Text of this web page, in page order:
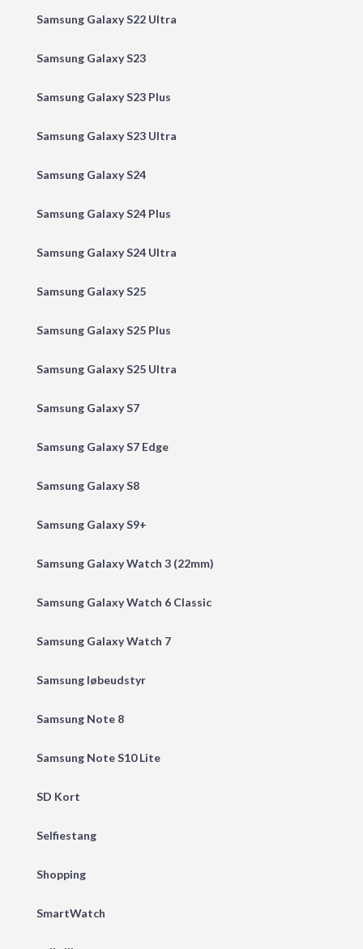
Samsung Galaxy S22 Ultra
Samsung Galaxy S23
Samsung Galaxy S23 Plus
Samsung Galaxy S23 Ultra
Samsung Galaxy S24
Samsung Galaxy S24 Plus
Samsung Galaxy S24 Ultra
Samsung Galaxy S25
Samsung Galaxy S25 Plus
Samsung Galaxy S25 Ultra
Samsung Galaxy S7
Samsung Galaxy S7 Edge
Samsung Galaxy S8
Samsung Galaxy S9+
Samsung Galaxy Watch 3 (22mm)
Samsung Galaxy Watch 6 Classic
Samsung Galaxy Watch 7
Samsung løbeudstyr
Samsung Note 8
Samsung Note S10 Lite
SD Kort
Selfiestang
Shopping
SmartWatch